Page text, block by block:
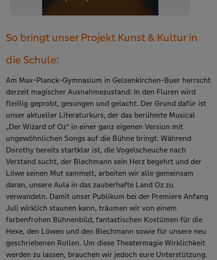
So bringt unser Projekt Kunst & Kultur in
die Schule:
Am Max-Planck-Gymnasium in Gelsenkirchen-Buer herrscht
derzeit magischer Ausnahmezustand: In den Fluren wird
fleißig geprobt, gesungen und gelacht. Der Grund dafür ist
unser aktueller Literaturkurs, der das berühmte Musical
„Der Wizard of Oz“ in einer ganz eigenen Version mit
ungewöhnlichen Songs auf die Bühne bringt. Während
Dorothy bereits startklar ist, die Vogelscheuche nach
Verstand sucht, der Blechmann sein Herz begehrt und der
Löwe seinen Mut sammelt, arbeiten wir alle gemeinsam
daran, unsere Aula in das zauberhafte Land Oz zu
verwandeln. Damit unser Publikum bei der Premiere Anfang
Juli wirklich staunen kann, träumen wir von einem
farbenfrohen Bühnenbild, fantastischen Kostümen für die
Hexe, den Löwen und den Blechmann sowie für unsere neu
geschriebenen Rollen. Um diese Theatermagie Wirklichkeit
werden zu lassen, brauchen wir jedoch eure Unterstützung.